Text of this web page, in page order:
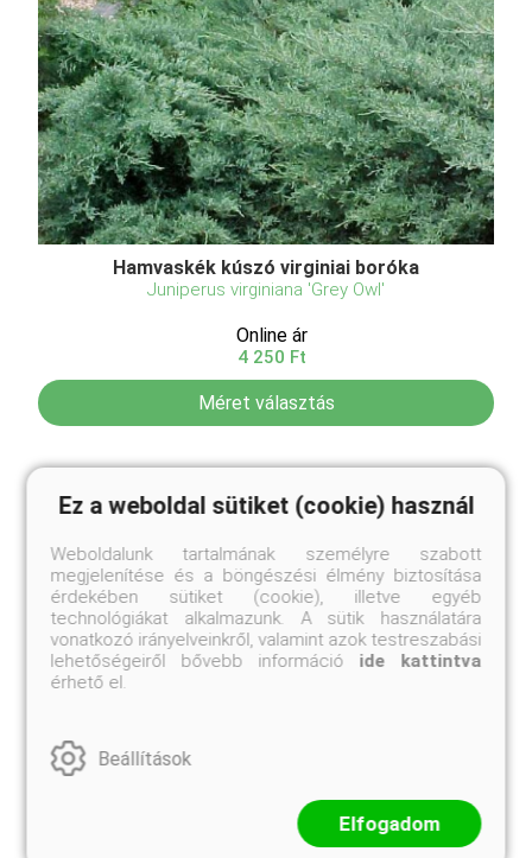
Hamvaskék kúszó virginiai boróka
Juniperus virginiana 'Grey Owl'
Online ár
4 250 Ft
Méret választás
Hamvaskék kúszó virginiai boróka, egy rendkívül
dekoratív és sokoldalúan felhasználható örökzöld
cserje. Ez a boróka alacsony, kúszó növekedésű, és
jellegzetes hamvaskék tűleveleiről ismert, amelyek ...
Ez a weboldal sütiket (cookie) használ
Weboldalunk tartalmának személyre szabott
megjelenítése és a böngészési élmény biztosítása
érdekében sütiket (cookie), illetve egyéb
technológiákat alkalmazunk. A sütik használatára
vonatkozó irányelveinkről, valamint azok testreszabási
lehetőségeiről bővebb információ ide kattintva
érhető el.
Beállítások
Elfogadom